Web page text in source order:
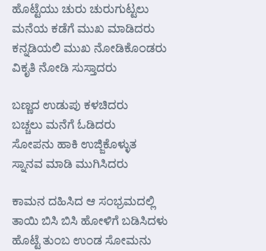
ಹೊಟ್ಟೆಯು ಚುರು ಚುರುಗುಟ್ಟಲು
ಮನೆಯ ಕಡೆಗೆ ಮುಖ ಮಾಡಿದರು
ಕನ್ನಡಿಯಲಿ ಮುಖ ನೋಡಿಕೊಂಡರು
ವಿಕೃತಿ ನೋಡಿ ಸುಸ್ತಾದರು
ಬಣ್ಣದ ಉಡುಪು ಕಳಚಿದರು
ಬಚ್ಚಲು ಮನೆಗೆ ಓಡಿದರು
ಸೋಪನು ಹಾಕಿ ಉಜ್ಜಿಕೊಳ್ಳುತ
ಸ್ನಾನವ ಮಾಡಿ ಮುಗಿಸಿದರು
ಕಾಮನ ದಹಿಸಿದ ಆ ಸಂಭ್ರಮದಲ್ಲಿ
ತಾಯಿ ಬಿಸಿ ಬಿಸಿ ಹೋಳಿಗೆ ಬಡಿಸಿದಳು
ಹೊಟ್ಟೆ ತುಂಬ ಉಂಡ ಸೋಮನು